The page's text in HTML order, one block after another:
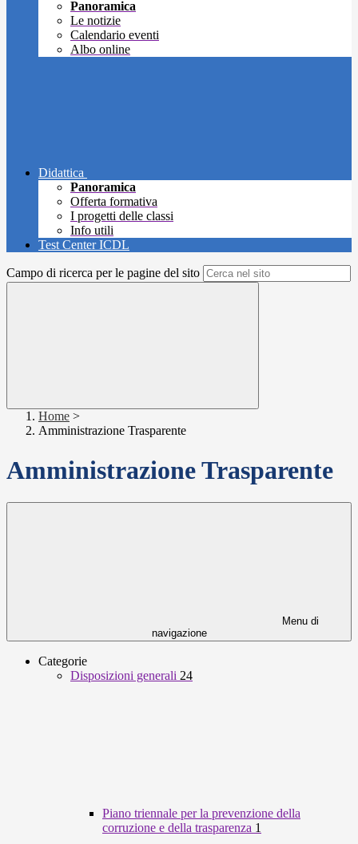
Panoramica
Le notizie
Calendario eventi
Albo online
Didattica
Panoramica
Offerta formativa
I progetti delle classi
Info utili
Test Center ICDL
Campo di ricerca per le pagine del sito
Home >
Amministrazione Trasparente
Amministrazione Trasparente
Menu di
navigazione
Categorie
Disposizioni generali 24
Piano triennale per la prevenzione della
corruzione e della trasparenza 1